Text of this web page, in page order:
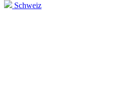
Schweiz